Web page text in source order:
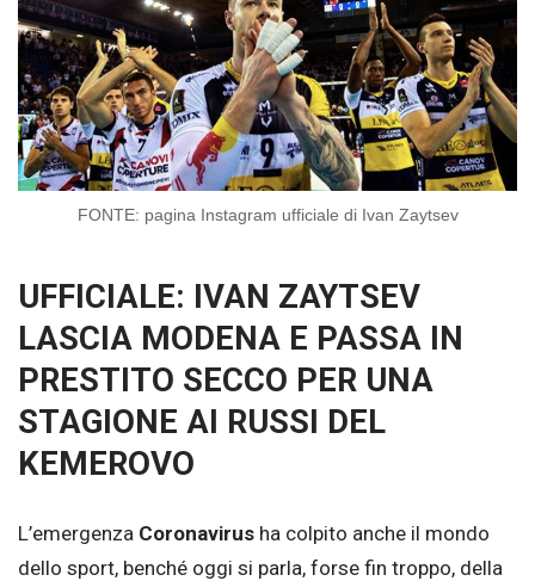
FONTE: pagina Instagram ufficiale di Ivan Zaytsev
UFFICIALE: IVAN ZAYTSEV
LASCIA MODENA E PASSA IN
PRESTITO SECCO PER UNA
STAGIONE AI RUSSI DEL
KEMEROVO
L’emergenza Coronavirus ha colpito anche il mondo
dello sport, benché oggi si parla, forse fin troppo, della